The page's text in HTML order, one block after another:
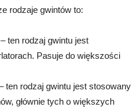
rodzaje gwintów to:
ten rodzaj gwintu jest
Pasuje do większości
ten rodzaj gwintu jest stosowany
głównie tych o większych